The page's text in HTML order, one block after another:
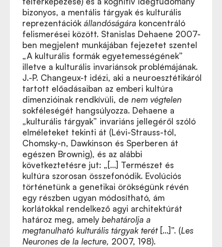
bizonyos, a mentális tárgyak és kulturális
reprezentációk állandóságára koncentráló
felismerései között. Stanislas Dehaene 2007-
ben megjelent munkájában fejezetet szentel
„A kulturális formák egyetemességének”
illetve a kulturális invariánsok problémájának.
J.-P. Changeux-t idézi, aki a neuroesztétikáról
tartott előadásaiban az emberi kultúra
dimenzióinak rendkívüli, de nem végtelen
sokféleségét hangsúlyozza. Dehaene a
„kulturális tárgyak” invariáns jellegéről szóló
elméleteket tekinti át (Lévi-Strauss-tól,
Chomsky-n, Dawkinson és Sperberen át
egészen Brownig), és az alábbi
következtetésre jut: „[…] Természet és
kultúra szorosan összefonódik. Evolúciós
történetünk a genetikai örökségünk révén
egy részben ugyan módosítható, ám
korlátokkal rendelkező agyi architektúrát
határoz meg, amely behatárolja a
megtanulható kulturális tárgyak terét[…]”. (Les
Neurones de la lecture, 2007, 198).